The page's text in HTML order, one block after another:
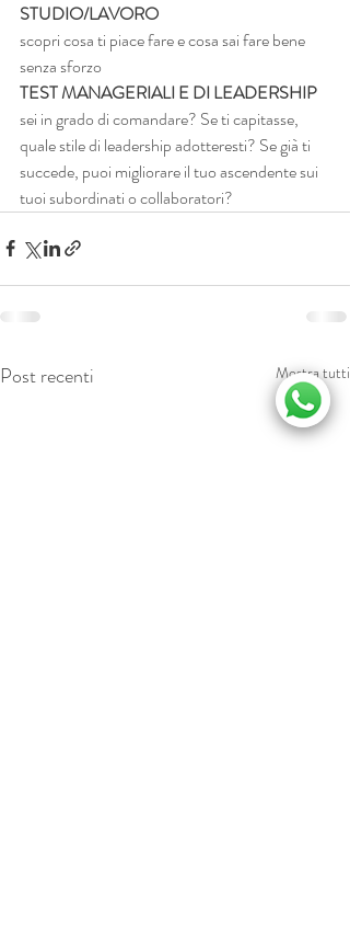
STUDIO/LAVORO
scopri cosa ti piace fare e cosa sai fare bene
senza sforzo
TEST MANAGERIALI E DI LEADERSHIP
sei in grado di comandare? Se ti capitasse,
quale stile di leadership adotteresti? Se già ti
succede, puoi migliorare il tuo ascendente sui
tuoi subordinati o collaboratori?
Post recenti Mostra tutti